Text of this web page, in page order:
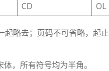
CD OL
略去；页码不可省略，起
，所有符号均为半角。